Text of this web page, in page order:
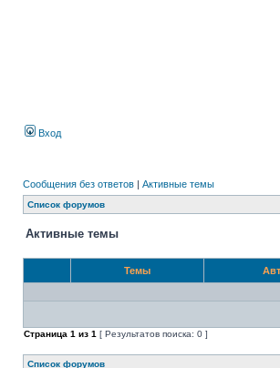
Вход
Сообщения без ответов | Активные темы
Список форумов
Активные темы
Темы
Страница 1 из 1 [ Результатов поиска: 0 ]
Список форумов